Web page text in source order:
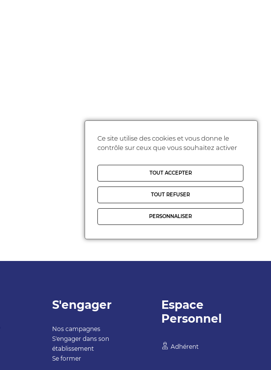
S'engager
Nos campagnes
S'engager dans son
établissement
Se former
Espace
Personnel
Adhérent
Ce site utilise des cookies et vous donne le
contrôle sur ceux que vous souhaitez activer
TOUT ACCEPTER
TOUT REFUSER
PERSONNALISER